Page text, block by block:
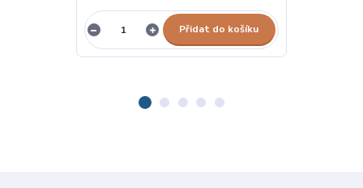
Přidat do košíku